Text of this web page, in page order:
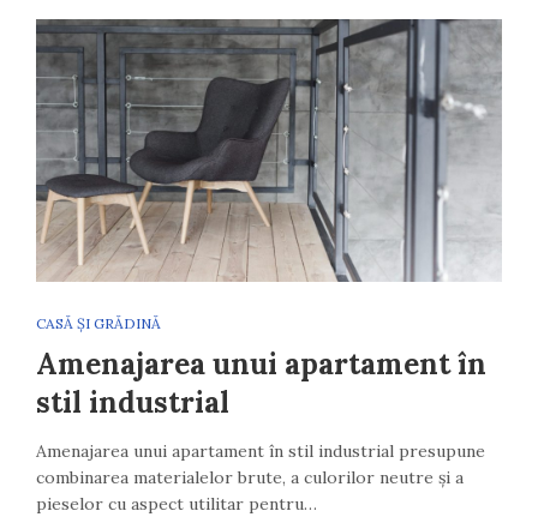
CASĂ ȘI GRĂDINĂ
Amenajarea unui apartament în
stil industrial
Amenajarea unui apartament în stil industrial presupune
combinarea materialelor brute, a culorilor neutre și a
pieselor cu aspect utilitar pentru…